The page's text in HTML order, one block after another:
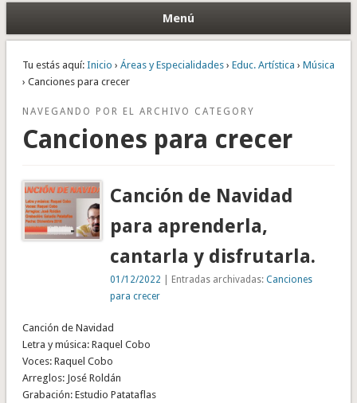
Menú
Tu estás aquí: Inicio › Áreas y Especialidades› Educ. Artística › Música
› Canciones para crecer
NAVEGANDO POR EL ARCHIVO CATEGORY
Canciones para crecer
Canción de Navidad
para aprenderla,
cantarla y disfrutarla.
01/12/2022 | Entradas archivadas:Canciones
para crecer
Canción de Navidad
Letra y música: Raquel Cobo
Voces: Raquel Cobo
Arreglos: José Roldán
Grabación: Estudio Patataflas